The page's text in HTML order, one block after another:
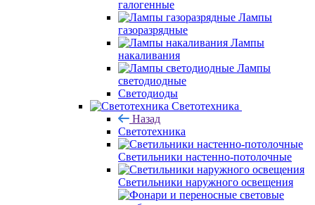
галогенные
Лампы
газоразрядные
Лампы
накаливания
Лампы
светодиодные
Светодиоды
Светотехника
Назад
Светотехника
Светильники настенно-потолочные
Светильники наружного освещения